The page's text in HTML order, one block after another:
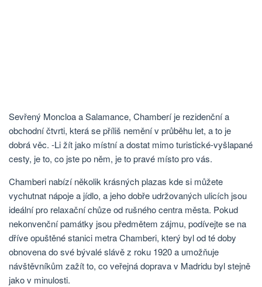
Sevřený Moncloa a Salamance, Chamberí je rezidenční a
obchodní čtvrti, která se příliš nemění v průběhu let, a to je
dobrá věc. -Li žít jako místní a dostat mimo turistické-vyšlapané
cesty, je to, co jste po něm, je to pravé místo pro vás.
Chamberi nabízí několik krásných plazas kde si můžete
vychutnat nápoje a jídlo, a jeho dobře udržovaných ulicích jsou
ideální pro relaxační chůze od rušného centra města. Pokud
nekonvenční památky jsou předmětem zájmu, podívejte se na
dříve opuštěné stanici metra Chamberi, který byl od té doby
obnovena do své bývalé slávě z roku 1920 a umožňuje
návštěvníkům zažít to, co veřejná doprava v Madridu byl stejně
jako v minulosti.